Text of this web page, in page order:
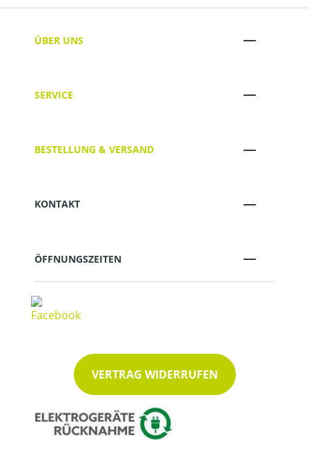
ÜBER UNS
SERVICE
BESTELLUNG & VERSAND
KONTAKT
ÖFFNUNGSZEITEN
VERTRAG WIDERRUFEN